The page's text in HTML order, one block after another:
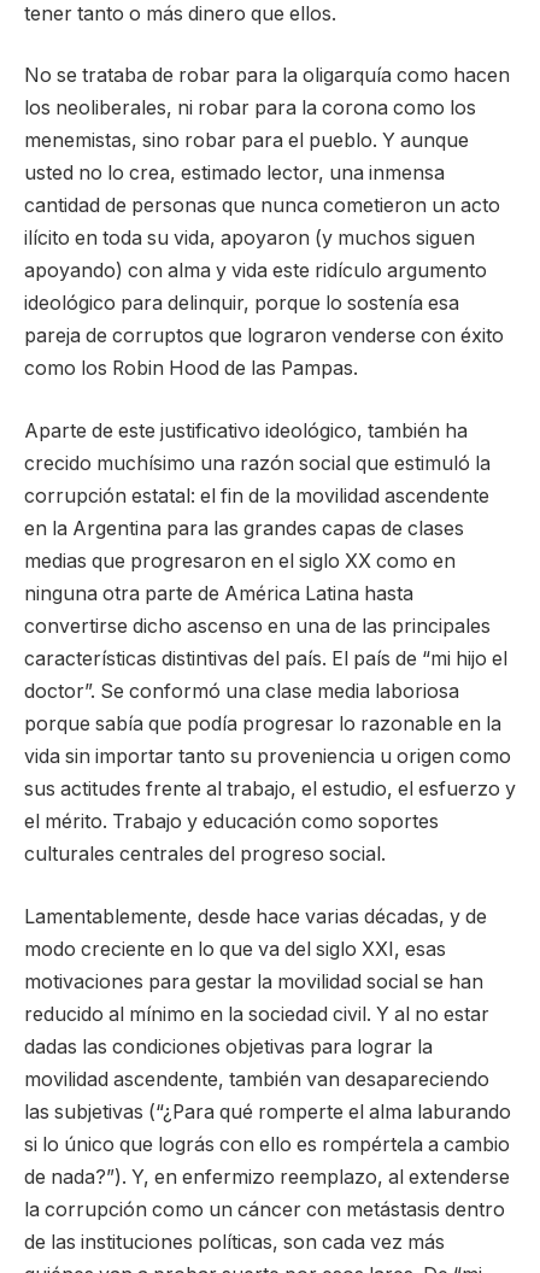
tener tanto o más dinero que ellos.
No se trataba de robar para la oligarquía como hacen
los neoliberales, ni robar para la corona como los
menemistas, sino robar para el pueblo. Y aunque
usted no lo crea, estimado lector, una inmensa
cantidad de personas que nunca cometieron un acto
ilícito en toda su vida, apoyaron (y muchos siguen
apoyando) con alma y vida este ridículo argumento
ideológico para delinquir, porque lo sostenía esa
pareja de corruptos que lograron venderse con éxito
como los Robin Hood de las Pampas.
Aparte de este justificativo ideológico, también ha
crecido muchísimo una razón social que estimuló la
corrupción estatal: el fin de la movilidad ascendente
en la Argentina para las grandes capas de clases
medias que progresaron en el siglo XX como en
ninguna otra parte de América Latina hasta
convertirse dicho ascenso en una de las principales
características distintivas del país. El país de “mi hijo el
doctor”. Se conformó una clase media laboriosa
porque sabía que podía progresar lo razonable en la
vida sin importar tanto su proveniencia u origen como
sus actitudes frente al trabajo, el estudio, el esfuerzo y
el mérito. Trabajo y educación como soportes
culturales centrales del progreso social.
Lamentablemente, desde hace varias décadas, y de
modo creciente en lo que va del siglo XXI, esas
motivaciones para gestar la movilidad social se han
reducido al mínimo en la sociedad civil. Y al no estar
dadas las condiciones objetivas para lograr la
movilidad ascendente, también van desapareciendo
las subjetivas (“¿Para qué romperte el alma laburando
si lo único que lográs con ello es rompértela a cambio
de nada?”). Y, en enfermizo reemplazo, al extenderse
la corrupción como un cáncer con metástasis dentro
de las instituciones políticas, son cada vez más